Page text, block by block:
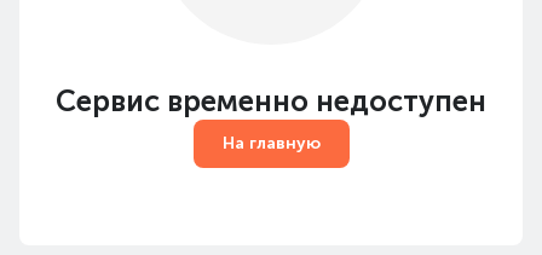
Сервис временно недоступен
На главную